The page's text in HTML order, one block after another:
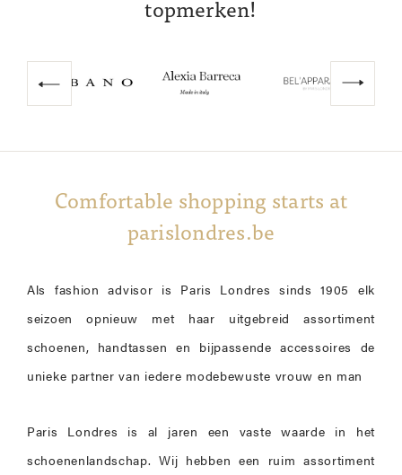
topmerken!
Comfortable shopping starts at
parislondres.be
Als fashion advisor is Paris Londres sinds 1905 elk
seizoen opnieuw met haar uitgebreid assortiment
schoenen, handtassen en bijpassende accessoires de
unieke partner van iedere modebewuste vrouw en man
Paris Londres is al jaren een vaste waarde in het
schoenenlandschap. Wij hebben een ruim assortiment